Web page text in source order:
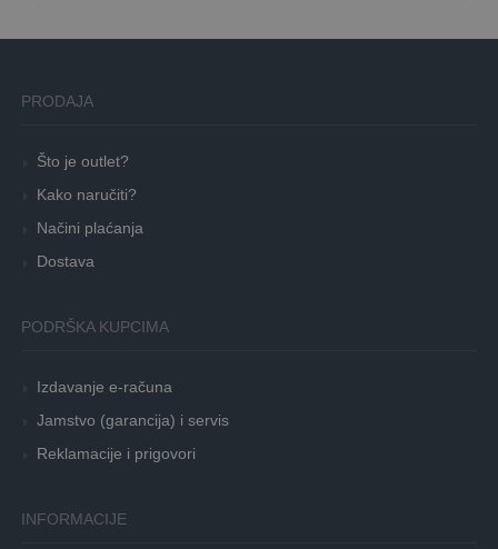
PRODAJA
Što je outlet?
Kako naručiti?
Načini plaćanja
Dostava
PODRŠKA KUPCIMA
Izdavanje e-računa
Jamstvo (garancija) i servis
Reklamacije i prigovori
INFORMACIJE